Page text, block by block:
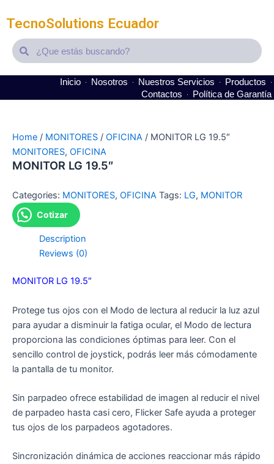
TecnoSolutions Ecuador
SearchSearch
Inicio Nosotros Nuestros Servicios
Productos
Contactos
Política de Garantía
Home / MONITORES / OFICINA / MONITOR LG 19.5″
MONITORES, OFICINA
MONITOR LG 19.5″
Categories: MONITORES, OFICINA Tags: LG, MONITOR
Cotizar
Description
Reviews (0)
MONITOR LG 19.5″
Protege tus ojos con el Modo de lectura al reducir la luz azul
para ayudar a disminuir la fatiga ocular, el Modo de lectura
proporciona las condiciones óptimas para leer. Con el
sencillo control de joystick, podrás leer más cómodamente
la pantalla de tu monitor.
Sin parpadeo ofrece estabilidad de imagen al reducir el nivel
de parpadeo hasta casi cero, Flicker Safe ayuda a proteger
tus ojos de los parpadeos agotadores.
Sincronización dinámica de acciones reaccionar más rápido